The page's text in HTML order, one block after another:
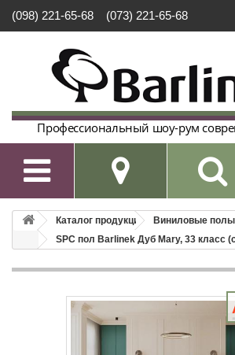
(098) 221-65-68 (073) 221-65-68
Профессиональный шоу-рум

Каталог продукции
Виниловые полы
SPC пол Barlinek Дуб Mary, 33 класс